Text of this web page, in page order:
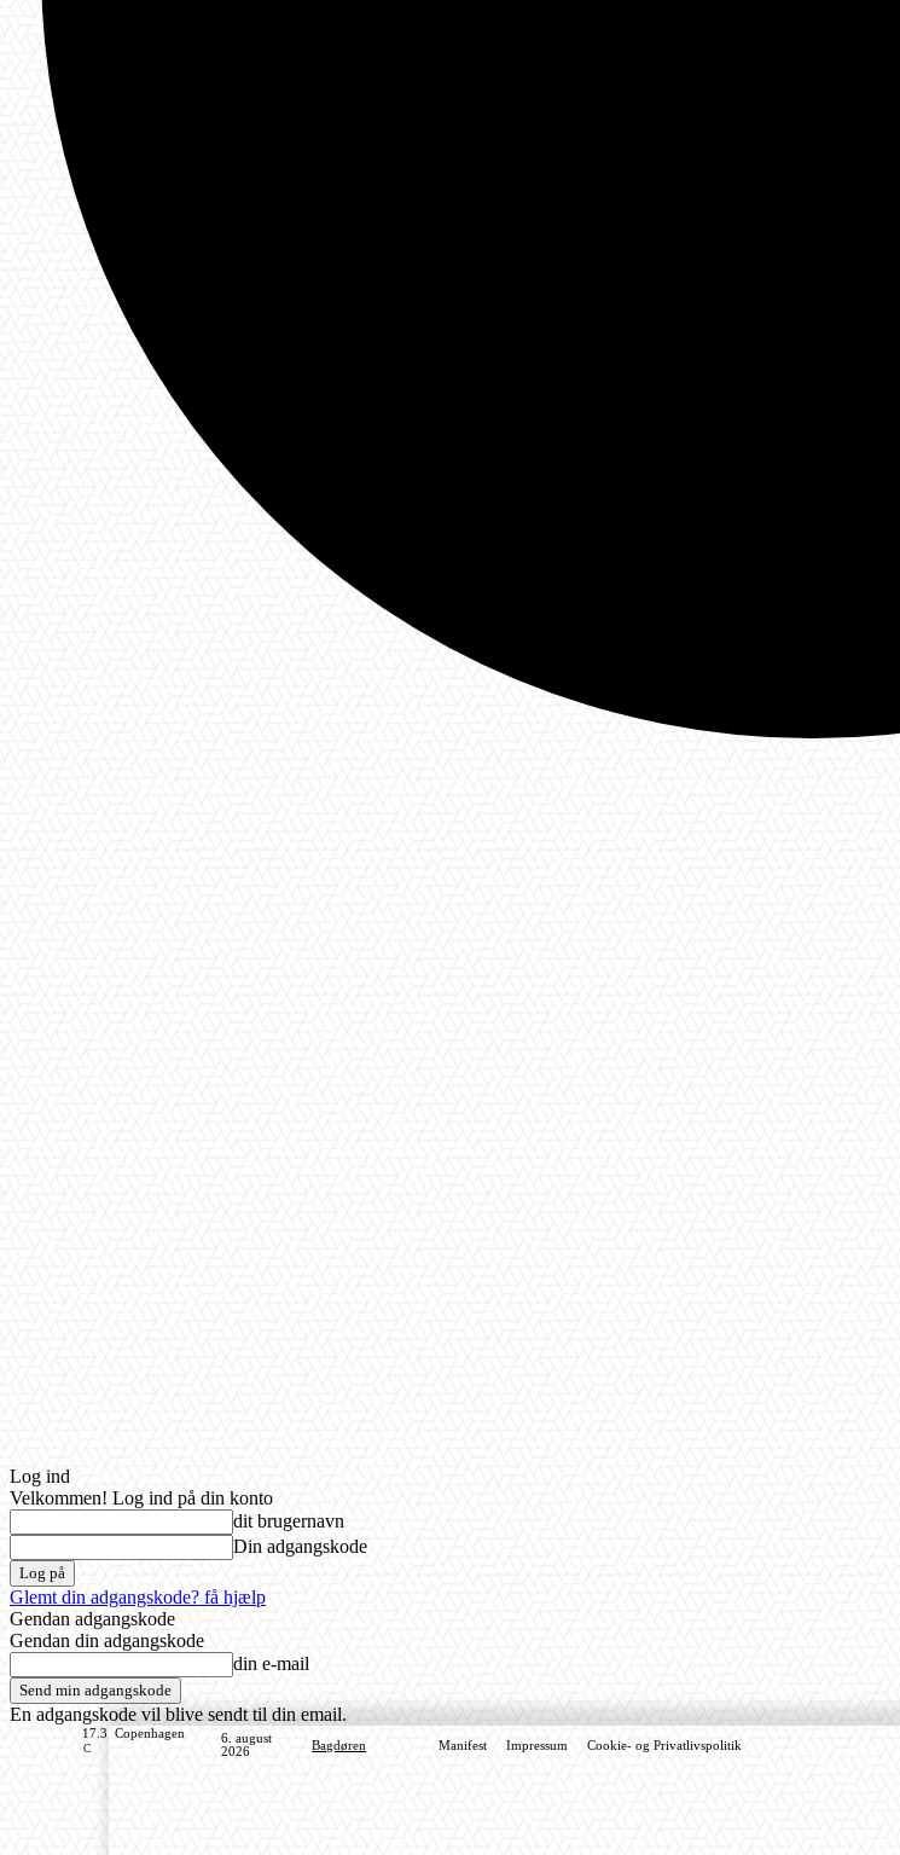
Log ind
Velkommen! Log ind på din konto
dit brugernavn
Din adgangskode
Glemt din adgangskode? få hjælp
Gendan adgangskode
Gendan din adgangskode
din e-mail
En adgangskode vil blive sendt til din email.
17.3
C
Copenhagen
6. august
2026
Bagdøren Manifest Impressum Cookie- og Privatlivspolitik